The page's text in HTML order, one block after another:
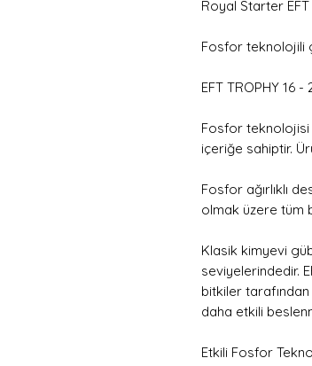
Royal Starter
Fosfor teknolojili
EFT TROPHY 16
Fosfor teknolojisi
içeriğe sahiptir.
Fosfor ağırlıklı
olmak üzere tüm
Klasik kimyevi
seviyelerindedir.
bitkiler
daha etkili
Etkili Fosfor